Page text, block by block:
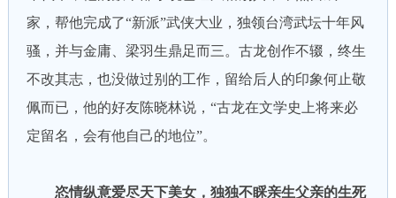
家，帮他完成了“新派”武侠大业，独领台湾武坛十年风
骚，并与金庸、梁羽生鼎足而三。古龙创作不辍，终生
不改其志，也没做过别的工作，留给后人的印象何止敬
佩而已，他的好友陈晓林说，“古龙在文学史上将来必
定留名，会有他自己的地位”。
恣情纵意爱尽天下美女，独独不睬亲生父亲的生死